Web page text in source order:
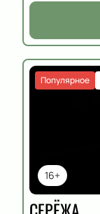
16+
Популярное